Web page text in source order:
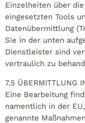
Einzelheiten über
eingesetzten Tools
Datenübermittlung
Sie in der unten
Dienstleister sind
vertraulich zu
7.5 ÜBERMITTLUNG
Eine Bearbeitung
namentlich in der
genannte